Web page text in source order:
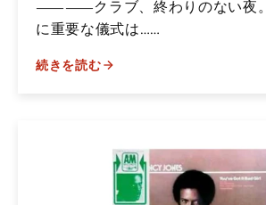
――クラブ、終わりのない夜。
に重要な儀式は……
続きを読む